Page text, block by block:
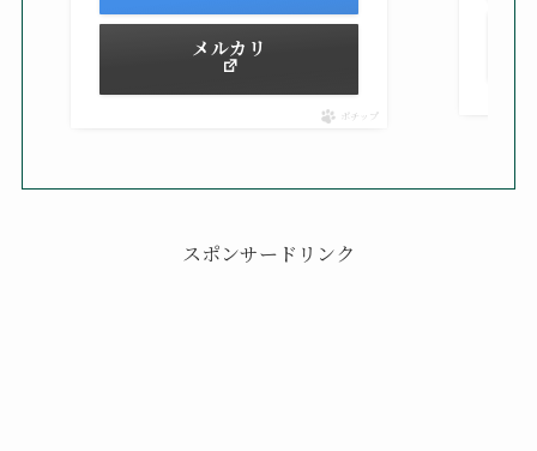
メルカリ
ポチップ
スポンサードリンク